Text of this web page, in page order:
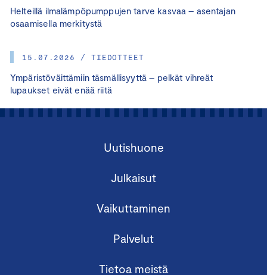
Helteillä ilmalämpöpumppujen tarve kasvaa – asentajan
osaamisella merkitystä
15.07.2026 / TIEDOTTEET
Ympäristöväittämiin täsmällisyyttä – pelkät vihreät
lupaukset eivät enää riitä
Uutishuone
Julkaisut
Vaikuttaminen
Palvelut
Tietoa meistä